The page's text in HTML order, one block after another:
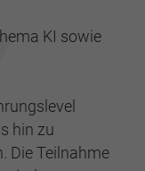
KI sowie
hin zu
Die Teilnahme